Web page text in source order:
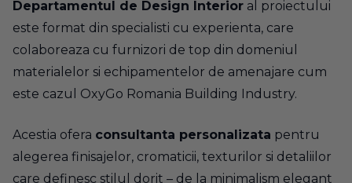
Departamentul de Design Interior al proiectului
este format din specialisti cu experienta, care
colaboreaza cu furnizori de top din domeniul
materialelor si echipamentelor de amenajare cum
este cazul OxyGo Romania Building Industry.
Acestia ofera consultanta personalizata pentru
alegerea finisajelor, cromaticii, texturilor si detaliilor
care definesc stilul dorit – de la minimalism elegant